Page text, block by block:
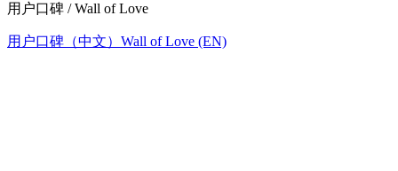
用户口碑 / Wall of Love
用户口碑（中文） Wall of Love (EN)